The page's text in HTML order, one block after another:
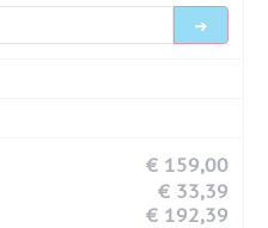
€ 159,00
€ 33,39
€ 192,39